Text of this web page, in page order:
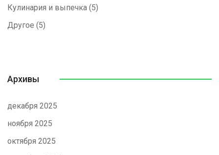
Кулинария и выпечка (5)
Другое (5)
Архивы
декабря 2025
ноября 2025
октября 2025